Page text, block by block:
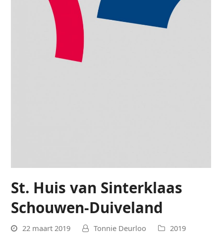
St. Huis van Sinterklaas
Schouwen-Duiveland
22 maart 2019 Tonnie Deurloo 2019